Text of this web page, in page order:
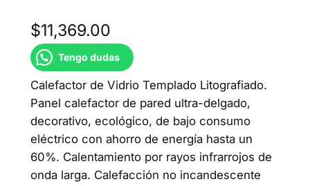
$11,369.00
Tengo dudas
Calefactor de Vidrio Templado Litografiado.
Panel calefactor de pared ultra-delgado,
decorativo, ecológico, de bajo consumo
eléctrico con ahorro de energía hasta un
60%. Calentamiento por rayos infrarrojos de
onda larga. Calefacción no incandescente